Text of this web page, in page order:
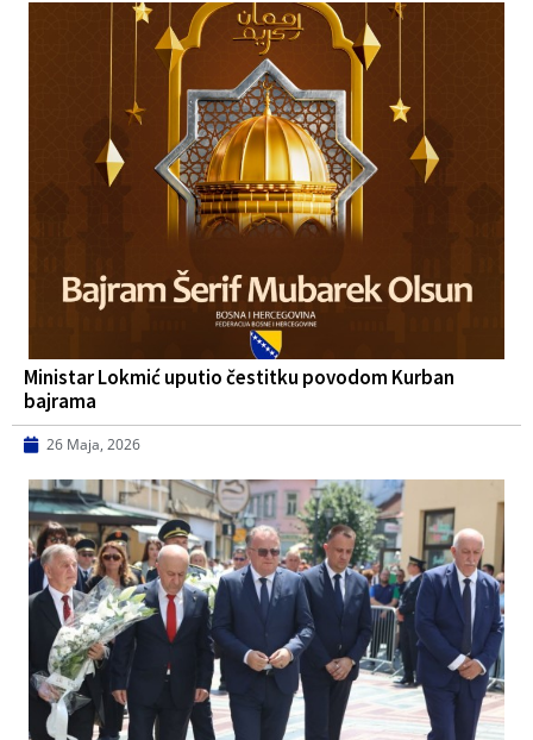
Ministar Lokmić uputio čestitku povodom Kurban
bajrama
26 Maja, 2026